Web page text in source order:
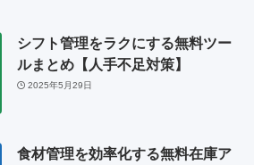
シフト管理をラクにする無料ツー
ルまとめ【人手不足対策】
2025年5月29日
食材管理を効率化する無料在庫ア